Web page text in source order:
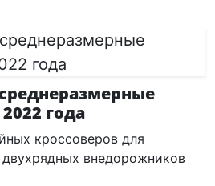
года
кроссоверов для
двухрядных внедорожников